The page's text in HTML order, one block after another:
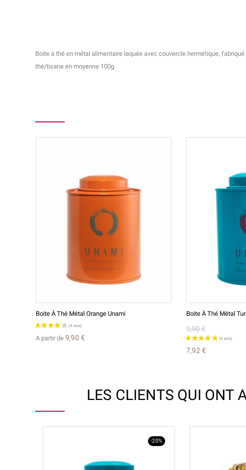
Boite à thé en métal alimentaire laquée avec couvercle hermétique,
thé/tisane en moyenne 100g
Boite À Thé Métal Orange Unami
A partir de 9,90 €
Boite À Thé Métal
9,90 €
7,92 €
LES CLIENTS QUI ONT
-20%